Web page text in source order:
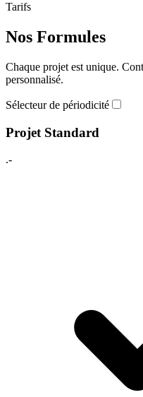
Tarifs
Nos Formules
Chaque projet est unique.
personnalisé.
Sélecteur de périodicité
Projet Standard
.-